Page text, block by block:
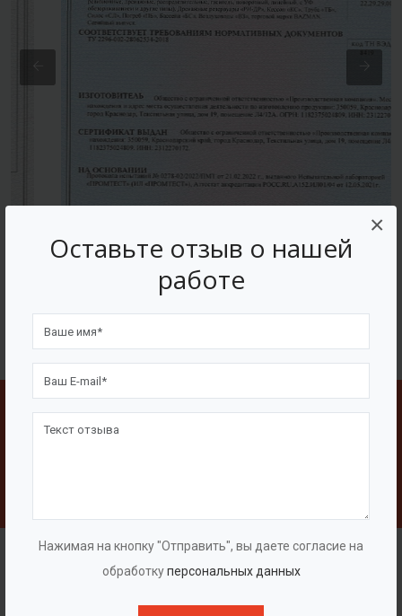
Оставьте отзыв о нашей
работе
Нажимая на кнопку "Отправить", вы даете согласие на
обработкуперсональных данных
×
Свяжитесь с нами
Наши клиенты